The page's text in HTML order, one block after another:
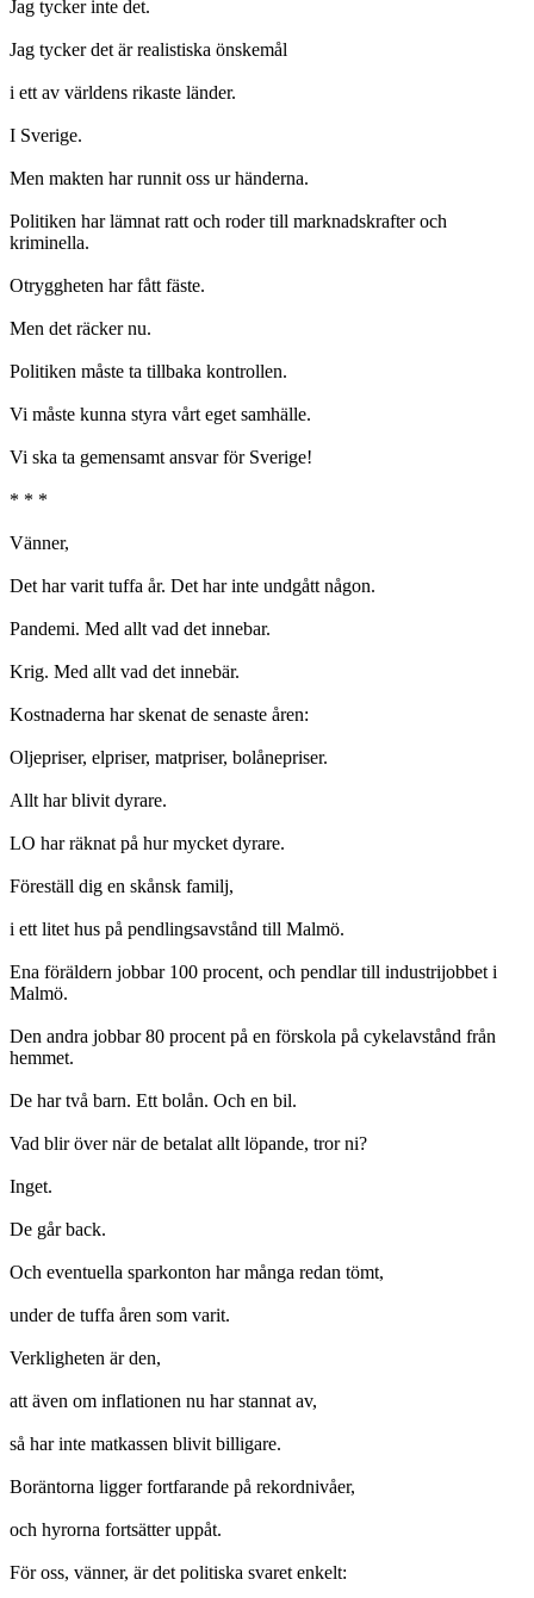
Jag tycker inte det.
Jag tycker det är realistiska önskemål
i ett av världens rikaste länder.
I Sverige.
Men makten har runnit oss ur händerna.
Politiken har lämnat ratt och roder till marknadskrafter och
kriminella.
Otryggheten har fått fäste.
Men det räcker nu.
Politiken måste ta tillbaka kontrollen.
Vi måste kunna styra vårt eget samhälle.
Vi ska ta gemensamt ansvar för Sverige!
* * *
Vänner,
Det har varit tuffa år. Det har inte undgått någon.
Pandemi. Med allt vad det innebar.
Krig. Med allt vad det innebär.
Kostnaderna har skenat de senaste åren:
Oljepriser, elpriser, matpriser, bolånepriser.
Allt har blivit dyrare.
LO har räknat på hur mycket dyrare.
Föreställ dig en skånsk familj,
i ett litet hus på pendlingsavstånd till Malmö.
Ena föräldern jobbar 100 procent, och pendlar till industrijobbet i
Malmö.
Den andra jobbar 80 procent på en förskola på cykelavstånd från
hemmet.
De har två barn. Ett bolån. Och en bil.
Vad blir över när de betalat allt löpande, tror ni?
Inget.
De går back.
Och eventuella sparkonton har många redan tömt,
under de tuffa åren som varit.
Verkligheten är den,
att även om inflationen nu har stannat av,
så har inte matkassen blivit billigare.
Boräntorna ligger fortfarande på rekordnivåer,
och hyrorna fortsätter uppåt.
För oss, vänner, är det politiska svaret enkelt: